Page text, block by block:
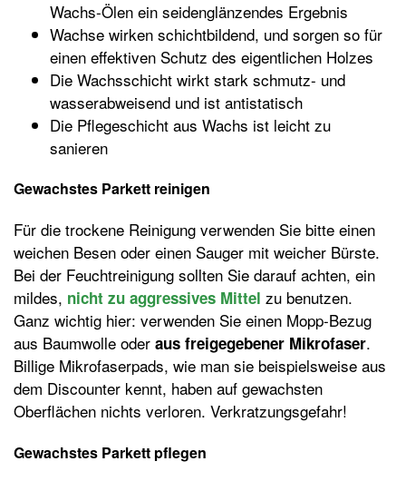
Wachs-Ölen ein seidenglänzendes Ergebnis
Wachse wirken schichtbildend, und sorgen so für
einen effektiven Schutz des eigentlichen Holzes
Die Wachsschicht wirkt stark schmutz- und
wasserabweisend und ist antistatisch
Die Pflegeschicht aus Wachs ist leicht zu
sanieren
Gewachstes Parkett reinigen
Für die trockene Reinigung verwenden Sie bitte einen
weichen Besen oder einen Sauger mit weicher Bürste.
Bei der Feuchtreinigung sollten Sie darauf achten, ein
mildes, nicht zu aggressives Mittel zu benutzen.
Ganz wichtig hier: verwenden Sie einen Mopp-Bezug
aus Baumwolle oder aus freigegebener Mikrofaser.
Billige Mikrofaserpads, wie man sie beispielsweise aus
dem Discounter kennt, haben auf gewachsten
Oberflächen nichts verloren. Verkratzungsgefahr!
Gewachstes Parkett pflegen